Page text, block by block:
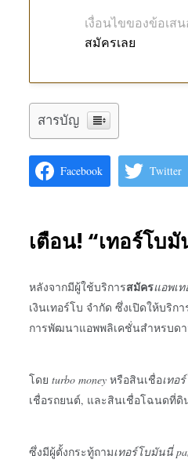
เงื่อนไขของข้อเสน
สมัครเลย
สารบัญ
Facebook Twitter
เตือน! “เทอร์โบ
หลังจากมีผู้ใช้บริการสมัครแอพเ
เงินเทอร์โบ จำกัด ซึ่งเปิดให้บริก
การพัฒนาแอพพลิเคชั่นสำหรบด
โดย turbo money หรือสินเชื่อเทอ
เชื่อรถยนต์, และสินเชื่อโฉนดที่ดิ
ซึ่งมีผู้ตั้งกระทู้ถามเทอร์โบมันนี่